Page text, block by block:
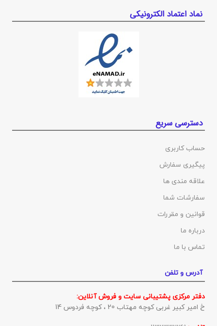
نماد اعتماد الکترونیکی
دسترسی سریع
حساب کاربری
پیگیری سفارش
علاقه مندی ها
سفارشات شما
قوانین و مقررات
درباره ما
تماس با ما
آدرس و تلفن
دفتر مرکزی پشتیبانی سایت و فروش آنلاین:
خ امیر کبیر غربی کوچه مهتاب 20 ، کوچه فردوس 14